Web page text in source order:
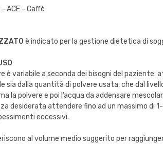
ACE - Caffè
è indicato per la gestione dietetica di
è variabile a seconda dei bisogni del paziente:
sia dalla quantità di polvere usata, che dal
la polvere e poi l’acqua da addensare
desiderata attendere fino ad un massimo di
eccessivi.
al volume medio suggerito per